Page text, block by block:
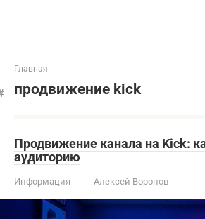
Главная
продвижение kick
Продвижение канала на Kick:
аудиторию
Информация Алексей Воронов